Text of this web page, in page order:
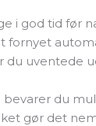
i god tid før
fornyet
du uventede
bevarer du
gør det